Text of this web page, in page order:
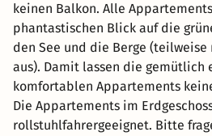
keinen Balkon. Alle
phantastischen Blick auf die
den See und die Berge
aus). Damit lassen die gemütlich
komfortablen Appartements
Die Appartements im
rollstuhlfahrergeeignet. Bitte